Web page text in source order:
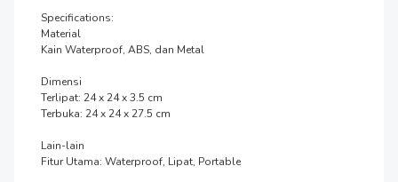
Specifications:
Material
Kain Waterproof, ABS, dan Metal
Dimensi
Terlipat: 24 x 24 x 3.5 cm
Terbuka: 24 x 24 x 27.5 cm
Lain-lain
Fitur Utama: Waterproof, Lipat, Portable